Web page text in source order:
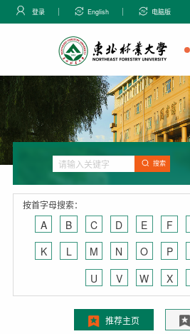
登录 English 电脑版
搜索
按首字母搜索：
A B C D E F
K
L M N O P
U
V W X
推荐主页